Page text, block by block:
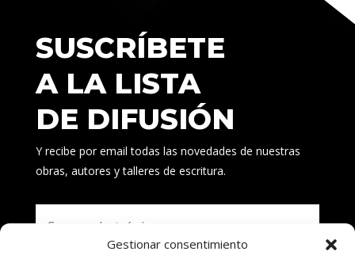
Gestionar consentimiento
SUSCRÍBETE
A LA LISTA
DE DIFUSIÓN
Y recibe por email todas las novedades de nuestras
obras, autores y talleres de escritura.